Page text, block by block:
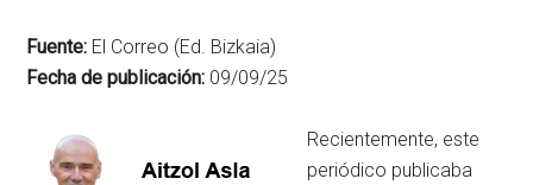
Fuente: El Correo (Ed. Bizkaia)
Fecha de publicación: 09/09/25
Recientemente, este
periódico publicaba